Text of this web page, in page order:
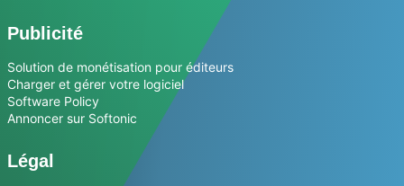
Publicité
Solution de monétisation pour éditeurs
Charger et gérer votre logiciel
Software Policy
Annoncer sur Softonic
Légal